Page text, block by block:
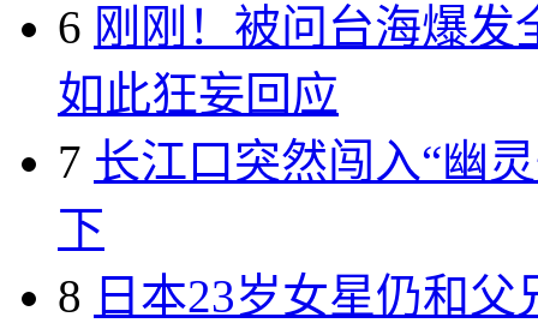
6 刚刚！被问台海爆
如此狂妄回应
7 长江口突然闯入“幽
下
8 日本23岁女星仍和